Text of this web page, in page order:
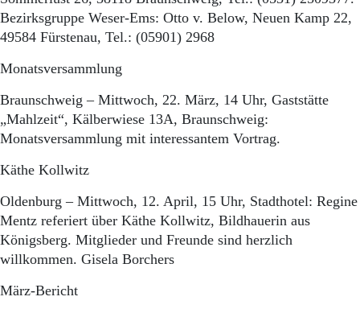
Bezirksgruppe Weser-Ems: Otto v. Below, Neuen Kamp 22,
49584 Fürstenau, Tel.: (05901) 2968
Monatsversammlung
Braunschweig – Mittwoch, 22. März, 14 Uhr, Gaststätte
„Mahlzeit“, Kälberwiese 13A, Braunschweig:
Monatsversammlung mit interessantem Vortrag.
Käthe Kollwitz
Oldenburg – Mittwoch, 12. April, 15 Uhr, Stadthotel: Regine
Mentz referiert über Käthe Kollwitz, Bildhauerin aus
Königsberg. Mitglieder und Freunde sind herzlich
willkommen. Gisela Borchers
März-Bericht